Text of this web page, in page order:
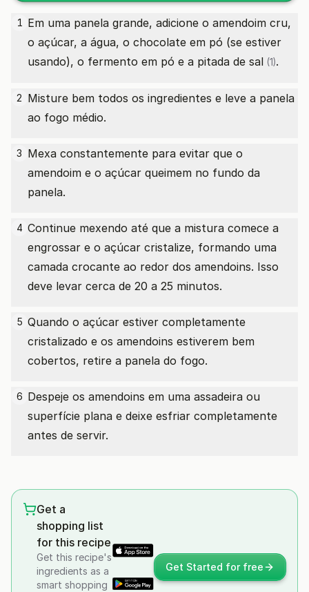
1 Em uma panela grande, adicione o amendoim cru,
o açúcar, a água, o chocolate em pó (se estiver
usando), o fermento em pó e a pitada de sal (1).
2 Misture bem todos os ingredientes e leve a panela
ao fogo médio.
3 Mexa constantemente para evitar que o
amendoim e o açúcar queimem no fundo da
panela.
4 Continue mexendo até que a mistura comece a
engrossar e o açúcar cristalize, formando uma
camada crocante ao redor dos amendoins. Isso
deve levar cerca de 20 a 25 minutos.
5 Quando o açúcar estiver completamente
cristalizado e os amendoins estiverem bem
cobertos, retire a panela do fogo.
6 Despeje os amendoins em uma assadeira ou
superfície plana e deixe esfriar completamente
antes de servir.
Get a
shopping list
for this recipe
Get this recipe's
ingredients as a
smart shopping
Get Started for free